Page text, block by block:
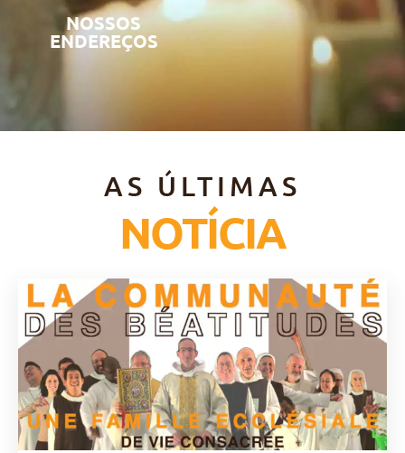
NOSSOS
ENDEREÇOS
AS ÚLTIMAS
NOTÍCIA